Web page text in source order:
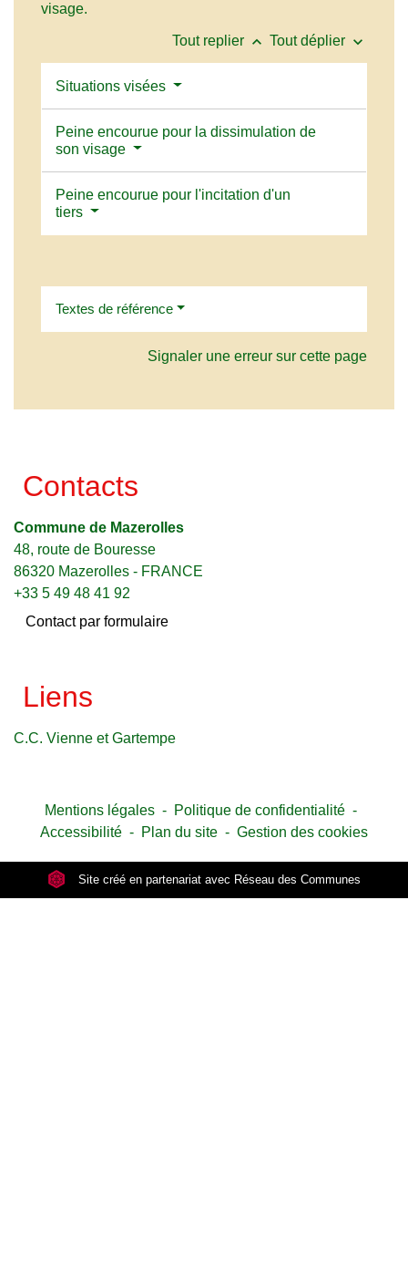
visage.
Tout replier keyboard_arrow_up Tout déplier keyboard_arrow_down
Situations visées
Peine encourue pour la dissimulation de
son visage
Peine encourue pour l'incitation d'un
tiers
Textes de référence
Signaler une erreur sur cette page
Contacts
Commune de Mazerolles
48, route de Bouresse
86320 Mazerolles - FRANCE
+33 5 49 48 41 92
Contact par formulaire
Liens
C.C. Vienne et Gartempe
Mentions légales - Politique de confidentialité -
Accessibilité - Plan du site - Gestion des cookies
Site créé en partenariat avec Réseau des Communes